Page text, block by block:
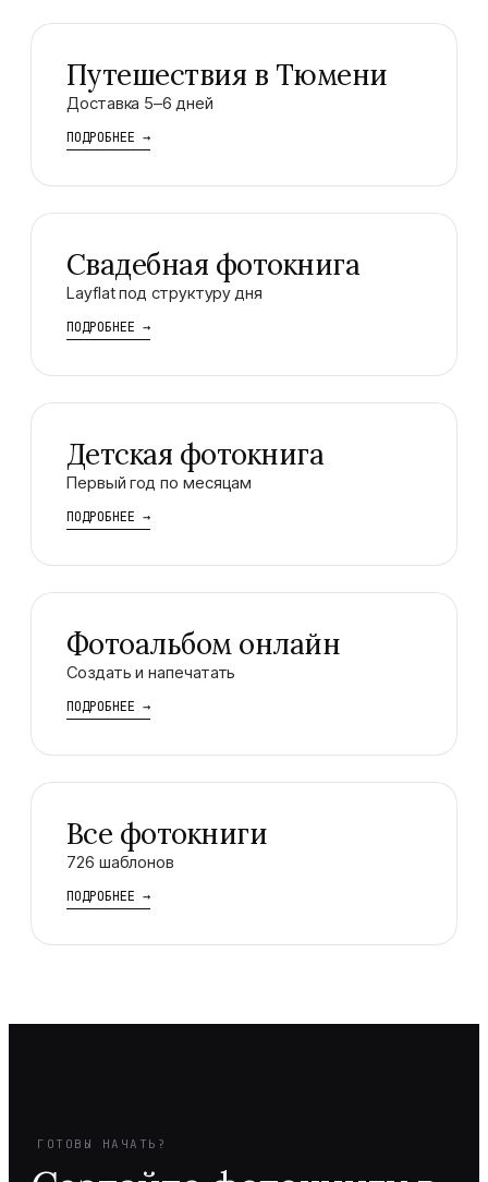
Путешествия в Тюмени
Доставка 5–6 дней
ПОДРОБНЕЕ →
Свадебная фотокнига
Layflat под структуру дня
ПОДРОБНЕЕ →
Детская фотокнига
Первый год по месяцам
ПОДРОБНЕЕ →
Фотоальбом онлайн
Создать и напечатать
ПОДРОБНЕЕ →
Все фотокниги
726 шаблонов
ПОДРОБНЕЕ →
ГОТОВЫ НАЧАТЬ?